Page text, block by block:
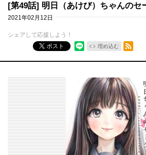
[第49話] 明日（あけび）ちゃんのセ
2021年02月12日
シェアして応援しよう！
ポスト
埋め込む
RSSフィード